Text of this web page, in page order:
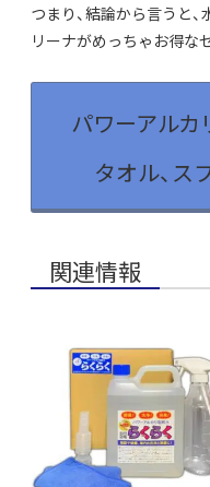
つまり、結論から言うと
リーナがめっちゃお得な
パワーアルカ
タオル、ス
関連情報